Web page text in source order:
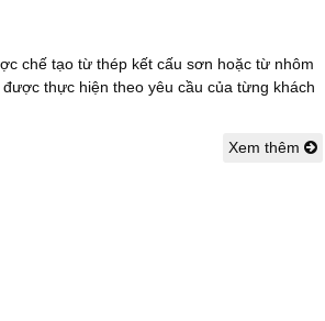
chế tạo từ thép kết cấu sơn hoặc từ nhôm
thực hiện theo yêu cầu của từng khách
Xem thêm